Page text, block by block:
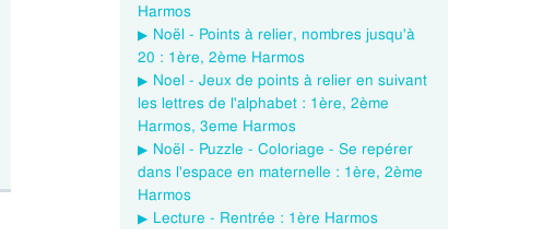
Harmos
Noël - Points à relier, nombres jusqu'à
20 : 1ère, 2ème Harmos
Noel - Jeux de points à relier en suivant
les lettres de l'alphabet : 1ère, 2ème
Harmos, 3eme Harmos
Noël - Puzzle - Coloriage - Se repérer
dans l'espace en maternelle : 1ère, 2ème
Harmos
Lecture - Rentrée : 1ère Harmos